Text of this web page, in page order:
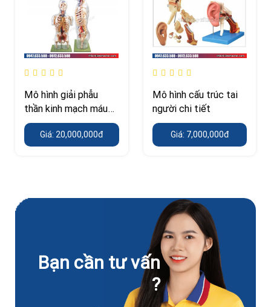
Mô hình giải phẫu
thần kinh mạch máu
thân trên
Giá: 20,000,000đ
Mô hình cấu trúc tai
người chi tiết
Giá: 7,000,000đ
Bạn cần tư vấn
?